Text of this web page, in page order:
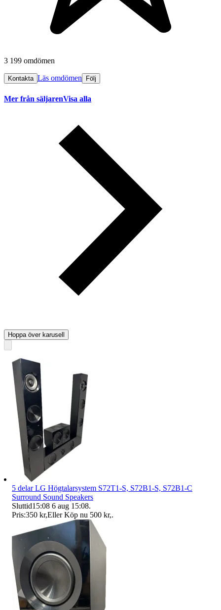
3 199 omdömen
Kontakta Läs omdömen Följ
Mer från säljarenVisa alla
Hoppa över karusell
5 delar LG Högtalarsystem S72T1-S, S72B1-S, S72B1-C
Surround Sound Speakers
Sluttid15:08 6 aug 15:08.
Pris:350 kr,Eller Köp nu 500 kr,.